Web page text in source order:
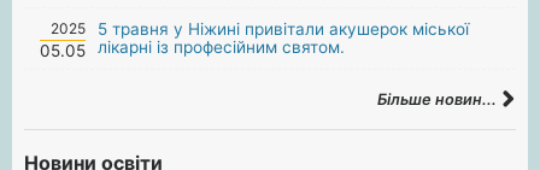
2025
05.05
5 травня у Ніжині привітали акушерок міської
лікарні із професійним святом.
Більше новин...
Новини освіти